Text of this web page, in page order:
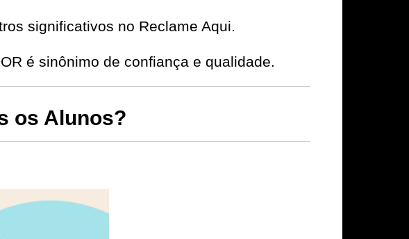
significativos no Reclame Aqui.
é sinônimo de confiança e qualidade.
os Alunos?